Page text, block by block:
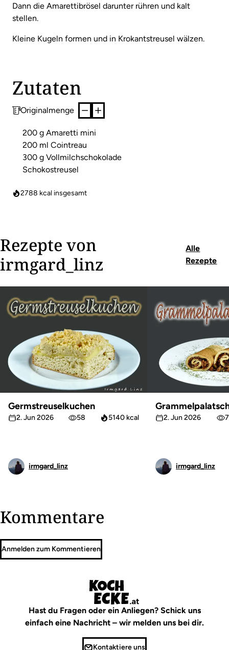
Dann die Amarettibrösel darunter rühren und kalt
stellen.
Kleine Kugeln formen und in Krokantstreusel wälzen.
Zutaten
Originalmenge
200 g Amaretti mini
200 ml Cointreau
300 g Vollmilchschokolade
Schokostreusel
2788 kcal insgesamt
Rezepte von
irmgard_linz
Alle
Rezepte
Germstreuselkuchen
2. Jun 2026 58 5140 kcal
irmgard_linz
2. Jun 2026
irmgard_linz
Kommentare
Anmelden zum Kommentieren
Hast du Fragen oder ein Anliegen? Schick uns
einfach eine Nachricht – wir melden uns bei dir.
Kontaktiere uns